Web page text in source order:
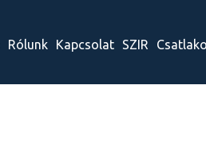
Rólunk Kapcsolat SZIR